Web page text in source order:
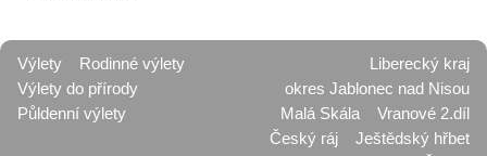
Výlety
Rodinné výlety
Výlety do přírody
Půldenní výlety
Liberecký kraj
okres Jablonec nad Nisou
Malá Skála
Vranové 2.díl
Český ráj
Ještědský hřbet